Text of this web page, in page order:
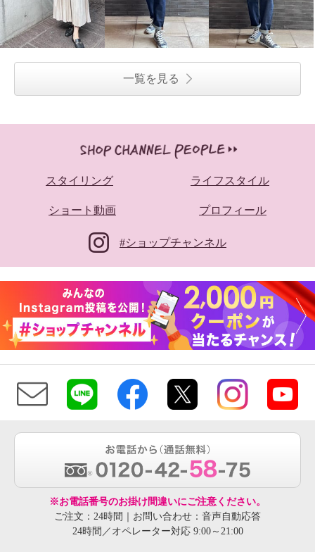
一覧を見る
スタイリング ライフスタイル
ショート動画 プロフィール
#ショップチャンネル
※お電話番号のお掛け間違いにご注意ください。
ご注文：24時間｜お問い合わせ：音声自動応答
24時間／オペレーター対応 9:00～21:00